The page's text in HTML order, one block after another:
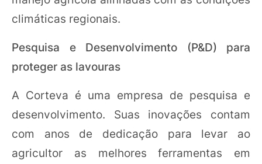
climáticas regionais.
Pesquisa e Desenvolvimento (P&D) para
proteger as lavouras
A Corteva é uma empresa de pesquisa e
desenvolvimento. Suas inovações contam
com anos de dedicação para levar ao
agricultor as melhores ferramentas em